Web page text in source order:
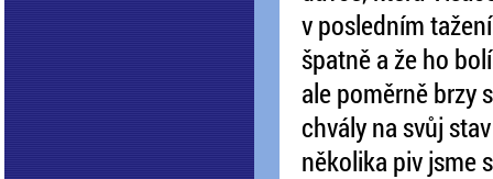
v posledním
špatně a že ho
ale poměrně brzy
chvály na svůj
několika piv jsme